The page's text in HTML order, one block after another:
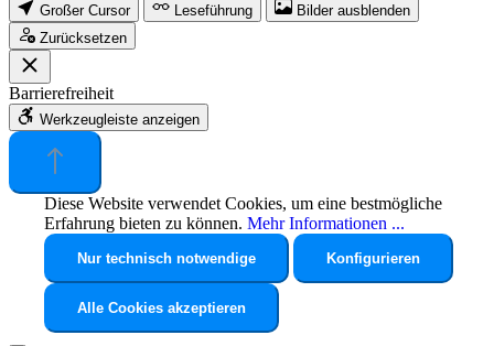
Großer Cursor
Leseführung
Bilder ausblenden
Zurücksetzen
Barrierefreiheit
Werkzeugleiste anzeigen
Diese Website verwendet Cookies, um eine bestmögliche
Erfahrung bieten zu können. Mehr Informationen ...
Nur technisch notwendige Konfigurieren
Alle Cookies akzeptieren